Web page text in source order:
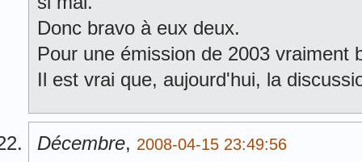
Donc bravo à eux deux.
Pour une émission de 2003 vraiment
Il est vrai que, aujourd'hui, la
Décembre, 2008-04-15 23:49:56